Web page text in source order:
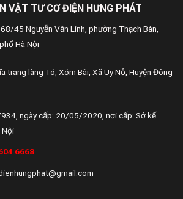
VẬT TƯ CƠ ĐIỆN HƯNG PHÁT
45 Nguyễn Văn Linh, phường Thạch Bàn,
Hà Nội
trang làng Tó, Xóm Bãi, Xã Uy Nỗ, Huyện Đông
ngày cấp: 20/05/2020, nơi cấp: Sở kế
Nội
6668